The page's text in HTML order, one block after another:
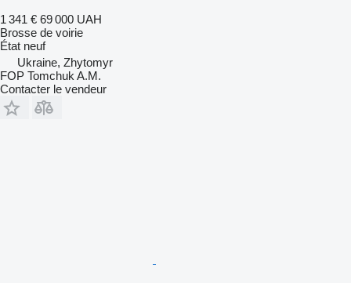
1 341 € 69 000 UAH
Brosse de voirie
État neuf
Ukraine, Zhytomyr
FOP Tomchuk A.M.
Contacter le vendeur